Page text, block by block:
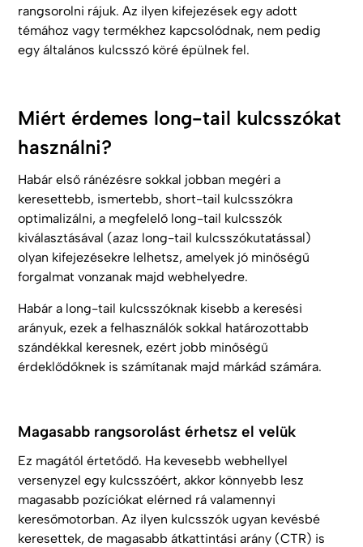
rangsorolni rájuk. Az ilyen kifejezések egy adott
témához vagy termékhez kapcsolódnak, nem pedig
egy általános kulcsszó köré épülnek fel.
Miért érdemes long-tail kulcsszókat
használni?
Habár első ránézésre sokkal jobban megéri a
keresettebb, ismertebb, short-tail kulcsszókra
optimalizálni, a megfelelő long-tail kulcsszók
kiválasztásával (azaz long-tail kulcsszókutatással)
olyan kifejezésekre lelhetsz, amelyek jó minőségű
forgalmat vonzanak majd webhelyedre.
Habár a long-tail kulcsszóknak kisebb a keresési
arányuk, ezek a felhasználók sokkal határozottabb
szándékkal keresnek, ezért jobb minőségű
érdeklődőknek is számítanak majd márkád számára.
Magasabb rangsorolást érhetsz el velük
Ez magától értetődő. Ha kevesebb webhellyel
versenyzel egy kulcsszóért, akkor könnyebb lesz
magasabb pozíciókat elérned rá valamennyi
keresőmotorban. Az ilyen kulcsszók ugyan kevésbé
keresettek, de magasabb átkattintási arány (CTR) is